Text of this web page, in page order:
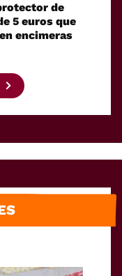
de
5 euros que
encimeras